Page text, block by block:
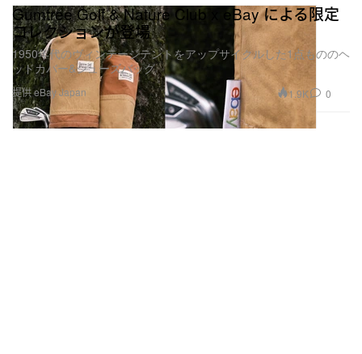
Gumtree Golf & Nature Club x eBay による限定
コレクションが登場
1950年代のヴィンテージテントをアップサイクルした1点もののヘ
ッドカバー&シューズバッグ
提供 eBay Japan 1.9K 0